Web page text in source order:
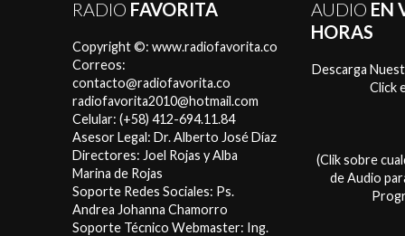
RADIO FAVORITA
Copyright ©: www.radiofavorita.co
Correos:
contacto@radiofavorita.co
radiofavorita2010@hotmail.com
Celular: (+58) 412-694.11.84
Asesor Legal: Dr. Alberto José Díaz
Directores: Joel Rojas y Alba
Marina de Rojas
Soporte Redes Sociales: Ps.
Andrea Johanna Chamorro
Soporte Técnico Webmaster: Ing.
AUDIO EN
HORAS
Descarga
Click
(Clik sobre
de Audio